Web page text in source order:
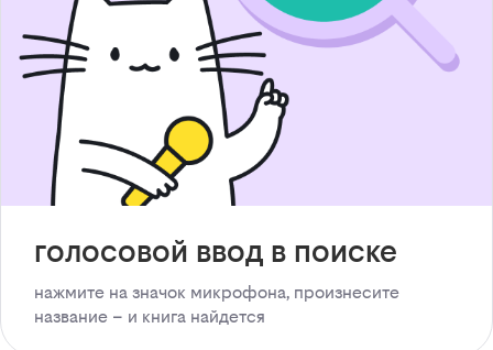
голосовой ввод в поиске
нажмите на значок микрофона, произнесите
название – и книга найдется